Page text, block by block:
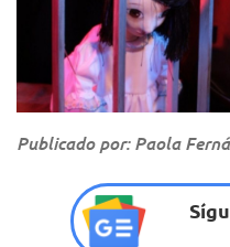
Publicado por: Paola